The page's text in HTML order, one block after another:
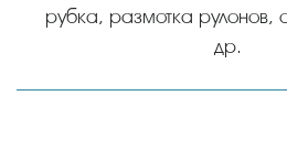
рубка, размотка рулонов,
др.